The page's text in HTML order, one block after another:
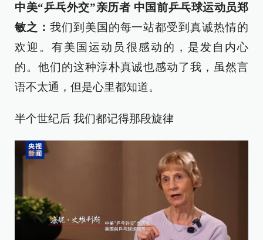
中美“乒乓外交”亲历者 中国前乒乓球运动员郑
敏之： 我们到美国的每一站都受到真诚热情的
欢迎。有美国运动员很感动的，是发自内心
的。他们的这种淳朴真诚也感动了我，虽然言
语不太通，但是心里都知道。
半个世纪后 我们都记得那段旋律